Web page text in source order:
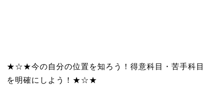
★☆★今の自分の位置を知ろう！得意科目・苦手科目
を明確にしよう！★☆★